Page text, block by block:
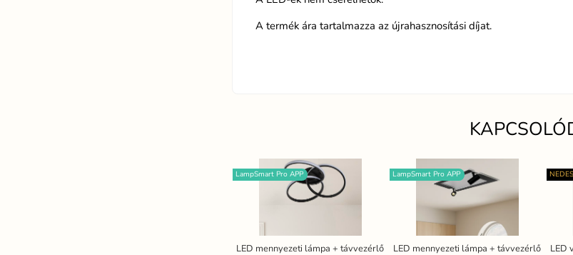
A termék ára tartalmazza az újrahasznosítási díjat.
LED mennyezeti lámpa + távvezérlő
LampSmart Pro APP
LED mennyezeti lámpa + távvezérlő
LampSmart Pro APP
LED